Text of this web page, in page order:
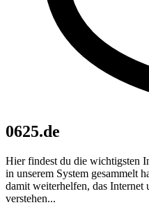
0625.de
Hier findest du die wichtigsten
in unserem System gesammelt
damit weiterhelfen, das Internet
verstehen...